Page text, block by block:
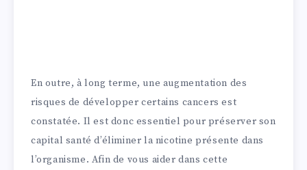
En outre, à long terme, une augmentation des
risques de développer certains cancers est
constatée. Il est donc essentiel pour préserver son
capital santé d’éliminer la nicotine présente dans
l’organisme. Afin de vous aider dans cette